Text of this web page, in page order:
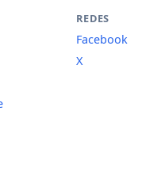
REDES
Facebook
X